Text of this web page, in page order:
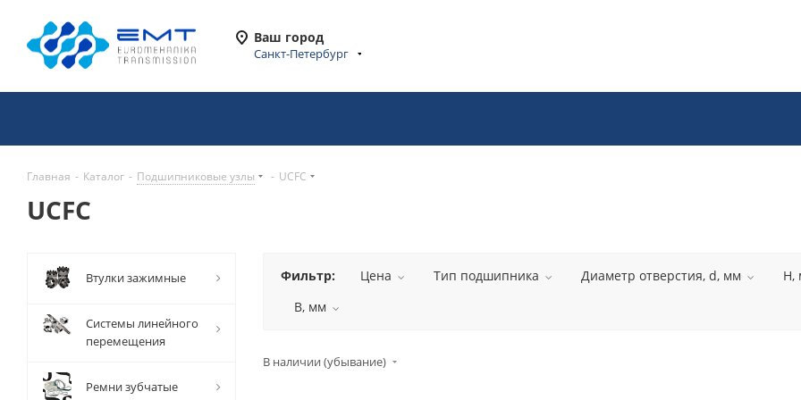
Ваш город
Санкт-Петербург
Главная - Каталог - Подшипниковые узлы - UCFC
UCFC
Фильтр: Цена Тип подшипника Диаметр отверстия, d, мм H,
B, мм
В наличии (убывание)
Втулки зажимные
Системы линейного
перемещения
Ремни зубчатые